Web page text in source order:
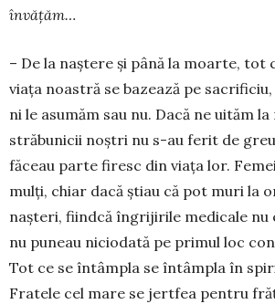
învățăm…
– De la naștere și până la moarte, tot
viața noastră se bazează pe
ni le asumăm sau nu. Dacă ne uităm
străbunicii noștri nu s-au ferit de
făceau parte firesc din viața lor.
mulți, chiar dacă știau că pot muri la
nașteri, fiindcă îngrijirile medicale nu
nu puneau niciodată pe primul loc
Tot ce se întâmpla se întâmpla în
Fratele cel mare se jertfea pentru